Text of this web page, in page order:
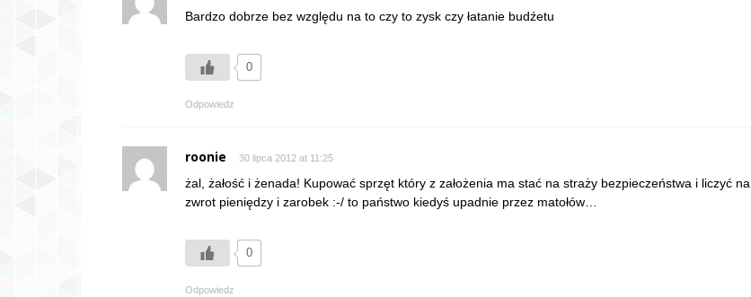
Bardzo dobrze bez względu na to czy to zysk czy łatanie budźetu
0
Odpowiedz
roonie 30 lipca 2012 at 11:25
żal, żałość i żenada! Kupować sprzęt który z założenia ma stać na straży bezpieczeństwa i liczyć na
zwrot pieniędzy i zarobek :-/ to państwo kiedyś upadnie przez matołów…
0
Odpowiedz